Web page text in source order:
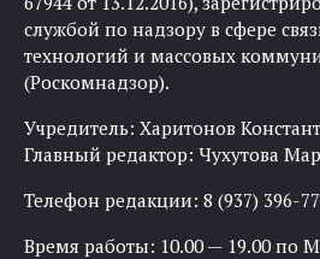
службой по надзору в сфере
технологий и массовых
(Роскомнадзор).
Учредитель: Харитонов
Главный редактор: Чухутова
Телефон редакции: 8 (937) 396-
Время работы: 10.00 — 19.00 по